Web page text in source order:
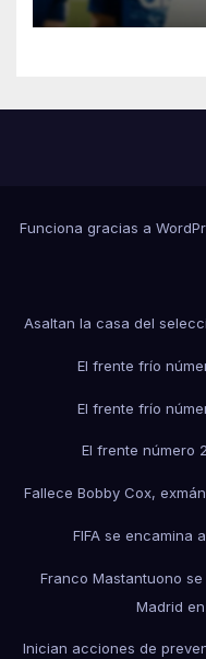
Funciona gracias a
Asaltan la casa del
El frente frío
El frente frío
El frente número
Fallece Bobby Cox,
FIFA se encamina
Franco Mastantuono
Madrid
Inician acciones de